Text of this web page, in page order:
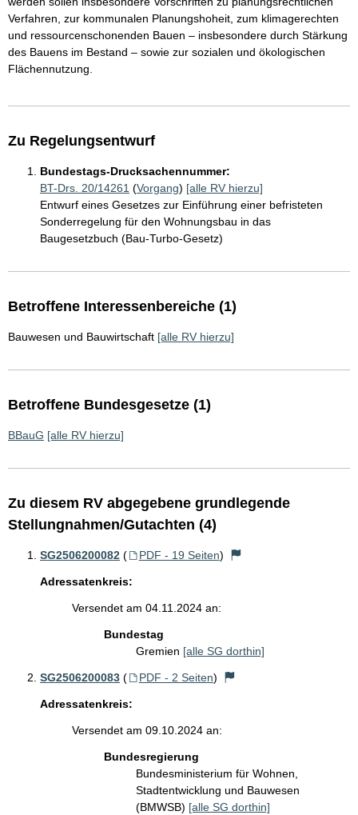
Verfahren, zur kommunalen Planungshoheit, zum klimagerechten
und ressourcenschonenden Bauen – insbesondere durch Stärkung
des Bauens im Bestand – sowie zur sozialen und ökologischen
Flächennutzung.
Zu Regelungsentwurf
Bundestags-Drucksachennummer:
BT-Drs. 20/14261 (Vorgang) [alle RV hierzu]
Entwurf eines Gesetzes zur Einführung einer befristeten
Sonderregelung für den Wohnungsbau in das
Baugesetzbuch (Bau-Turbo-Gesetz)
Betroffene Interessenbereiche (1)
Bauwesen und Bauwirtschaft [alle RV hierzu]
Betroffene Bundesgesetze (1)
BBauG [alle RV hierzu]
Zu diesem RV abgegebene grundlegende
Stellungnahmen/Gutachten (4)
SG2506200082 ( PDF - 19 Seiten)
Adressatenkreis:
Versendet am 04.11.2024 an:
Bundestag
Gremien [alle SG dorthin]
SG2506200083 ( PDF - 2 Seiten)
Adressatenkreis:
Versendet am 09.10.2024 an:
Bundesregierung
Bundesministerium für Wohnen,
Stadtentwicklung und Bauwesen
(BMWSB) [alle SG dorthin]